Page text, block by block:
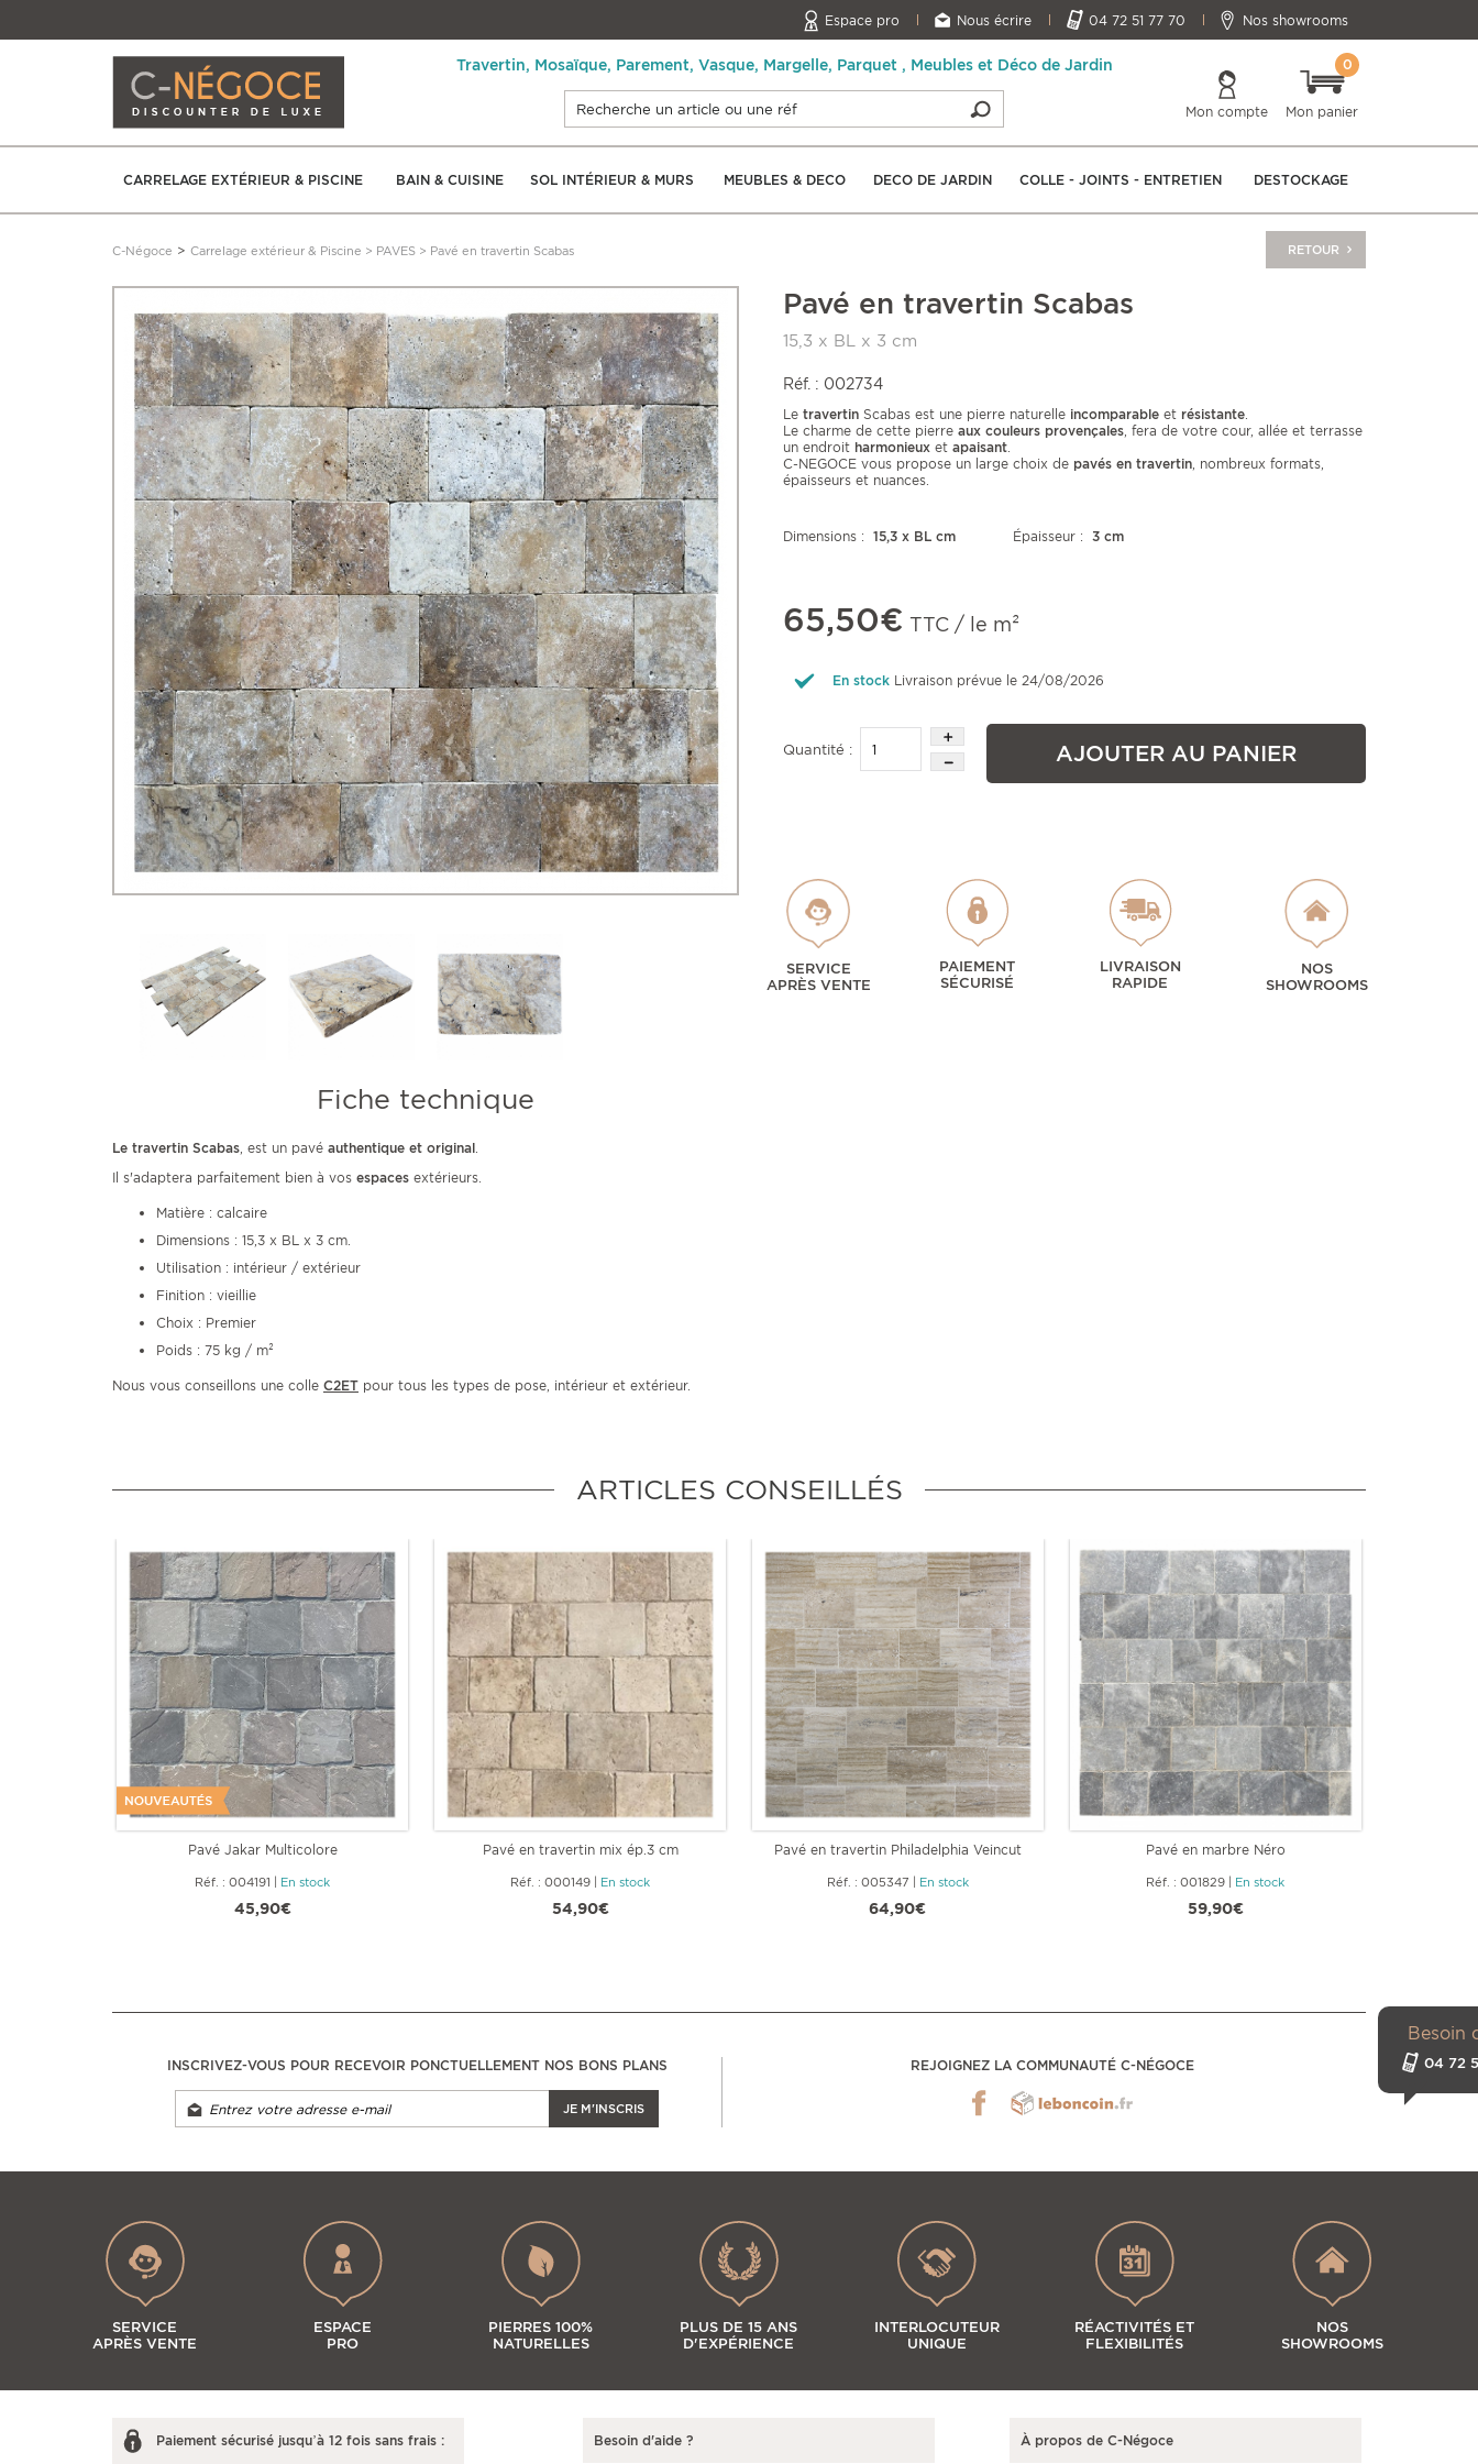
Espace pro Nous écrire 04 72 51 77 70 Nos showrooms
Travertin, Mosaïque, Parement, Vasque, Margelle, Parquet , Meubles et Déco de Jardin
Mon compte Mon panier
0
CARRELAGE EXTÉRIEUR & PISCINE BAIN & CUISINE SOL INTÉRIEUR & MURS MEUBLES & DECO DECO DE JARDIN COLLE - JOINTS - ENTRETIEN DESTOCKAGE
C-Négoce > Carrelage extérieur & Piscine > PAVES > Pavé en travertin Scabas RETOUR
Besoin
04 72
Fiche technique
Le travertin Scabas, est un pavé authentique et original.
Il s'adaptera parfaitement bien à vos espaces extérieurs.
Matière : calcaire
Dimensions : 15,3 x BL x 3 cm.
Utilisation : intérieur / extérieur
Finition : vieillie
Choix : Premier
Poids : 75 kg / m²
Nous vous conseillons une colle C2ET pour tous les types de pose, intérieur et extérieur.
Pavé en travertin Scabas
15,3 x BL x 3 cm
Réf. : 002734
Le travertin Scabas est une pierre naturelle incomparable et résistante.
Le charme de cette pierre aux couleurs provençales, fera de votre cour, allée et terrasse
un endroit harmonieux et apaisant.
C-NEGOCE vous propose un large choix de pavés en travertin, nombreux formats,
épaisseurs et nuances.
Dimensions : 15,3 x BL cm Épaisseur : 3 cm
65,50€ TTC / le m²
En stock Livraison prévue le 24/08/2026
Quantité : AJOUTER AU PANIER
SERVICE
APRÈS VENTE
PAIEMENT
SÉCURISÉ
LIVRAISON
RAPIDE
NOS
SHOWROOMS
ARTICLES CONSEILLÉS
Pavé Jakar Multicolore
Réf. : 004191 En stock
45,90€
Pavé en travertin mix ép.3 cm
Réf. : 000149 En stock
54,90€
Pavé en travertin Philadelphia Veincut
Réf. : 005347 En stock
64,90€
Pavé en marbre Néro
Réf. : 001829 En stock
59,90€
INSCRIVEZ-VOUS POUR RECEVOIR PONCTUELLEMENT NOS BONS PLANS
JE M'INSCRIS
REJOIGNEZ LA COMMUNAUTÉ C-NÉGOCE
SERVICE
APRÈS VENTE
ESPACE
PRO
PIERRES 100%
NATURELLES
PLUS DE 15 ANS
D'EXPÉRIENCE
INTERLOCUTEUR
UNIQUE
RÉACTIVITÉS ET
FLEXIBILITÉS
NOS
SHOWROOMS
Paiement sécurisé jusqu’à 12 fois sans frais : Besoin d'aide ? À propos de C-Négoce